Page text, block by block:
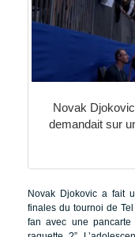
Novak
demandait sur
Novak Djokovic a fait
finales du tournoi de
fan avec une pancarte